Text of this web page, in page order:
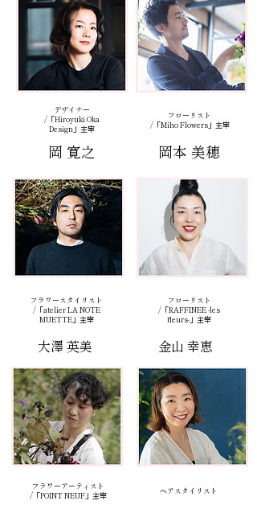
デザイナー
/「Hiroyuki Oka
Design」主宰
岡 寛之
フローリスト
/「Miho Flowers」主宰
岡本 美穂
フラワースタイリスト
/「atelier LA NOTE
MUETTE」主宰
大澤 英美
フラワーアーティスト
/「POINT NEUF」主宰
フローリスト
/「RAFFINEE -les
fleurs-」主宰
金山 幸恵
ヘアスタイリスト